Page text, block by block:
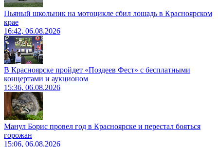
Пьяный школьник на мотоцикле сбил лошадь в Красноярском
крае
16:42, 06.08.2026
В Красноярске пройдет «Поздеев Фест» с бесплатными
концертами и аукционом
15:36, 06.08.2026
Манул Борис провел год в Красноярске и перестал бояться
горожан
15:06, 06.08.2026